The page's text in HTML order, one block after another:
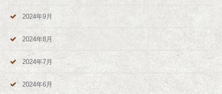
2024年9月
2024年8月
2024年7月
2024年6月